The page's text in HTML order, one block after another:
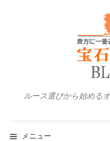
ルース選びから始める
メニュー